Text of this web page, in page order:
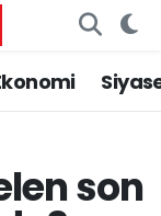
son